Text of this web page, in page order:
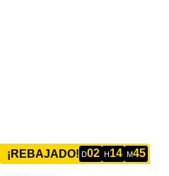
¡REBAJADO! D02 H 14 M45